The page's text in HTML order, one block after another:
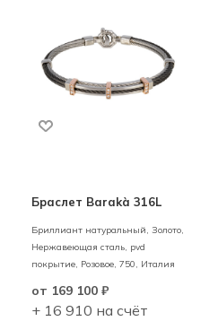
Браслет Barakà 316L
Бриллиант натуральный, Золото,
Нержавеющая сталь, pvd
покрытие, Розовое, 750, Италия
от 169 100 ₽
+ 16 910 на счёт